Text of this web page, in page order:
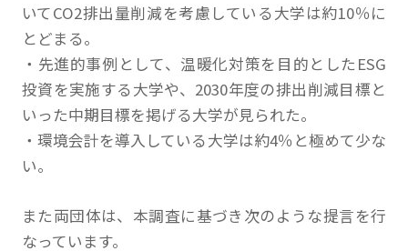
いてCO2排出量削減を考慮している大学は約10％に
とどまる。
・先進的事例として、温暖化対策を目的としたESG
投資を実施する大学や、2030年度の排出削減目標と
いった中期目標を掲げる大学が見られた。
・環境会計を導入している大学は約4％と極めて少な
い。
また両団体は、本調査に基づき次のような提言を行
なっています。